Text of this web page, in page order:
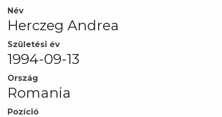
Név
Herczeg Andrea
Születési év
1994-09-13
Ország
Romania
Pozíció